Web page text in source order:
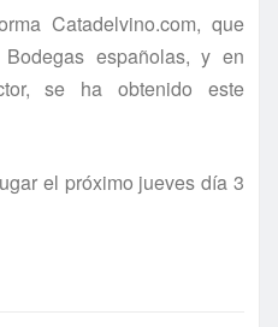
Catadelvino.com, que
españolas, y en
se ha obtenido este
el próximo jueves día 3